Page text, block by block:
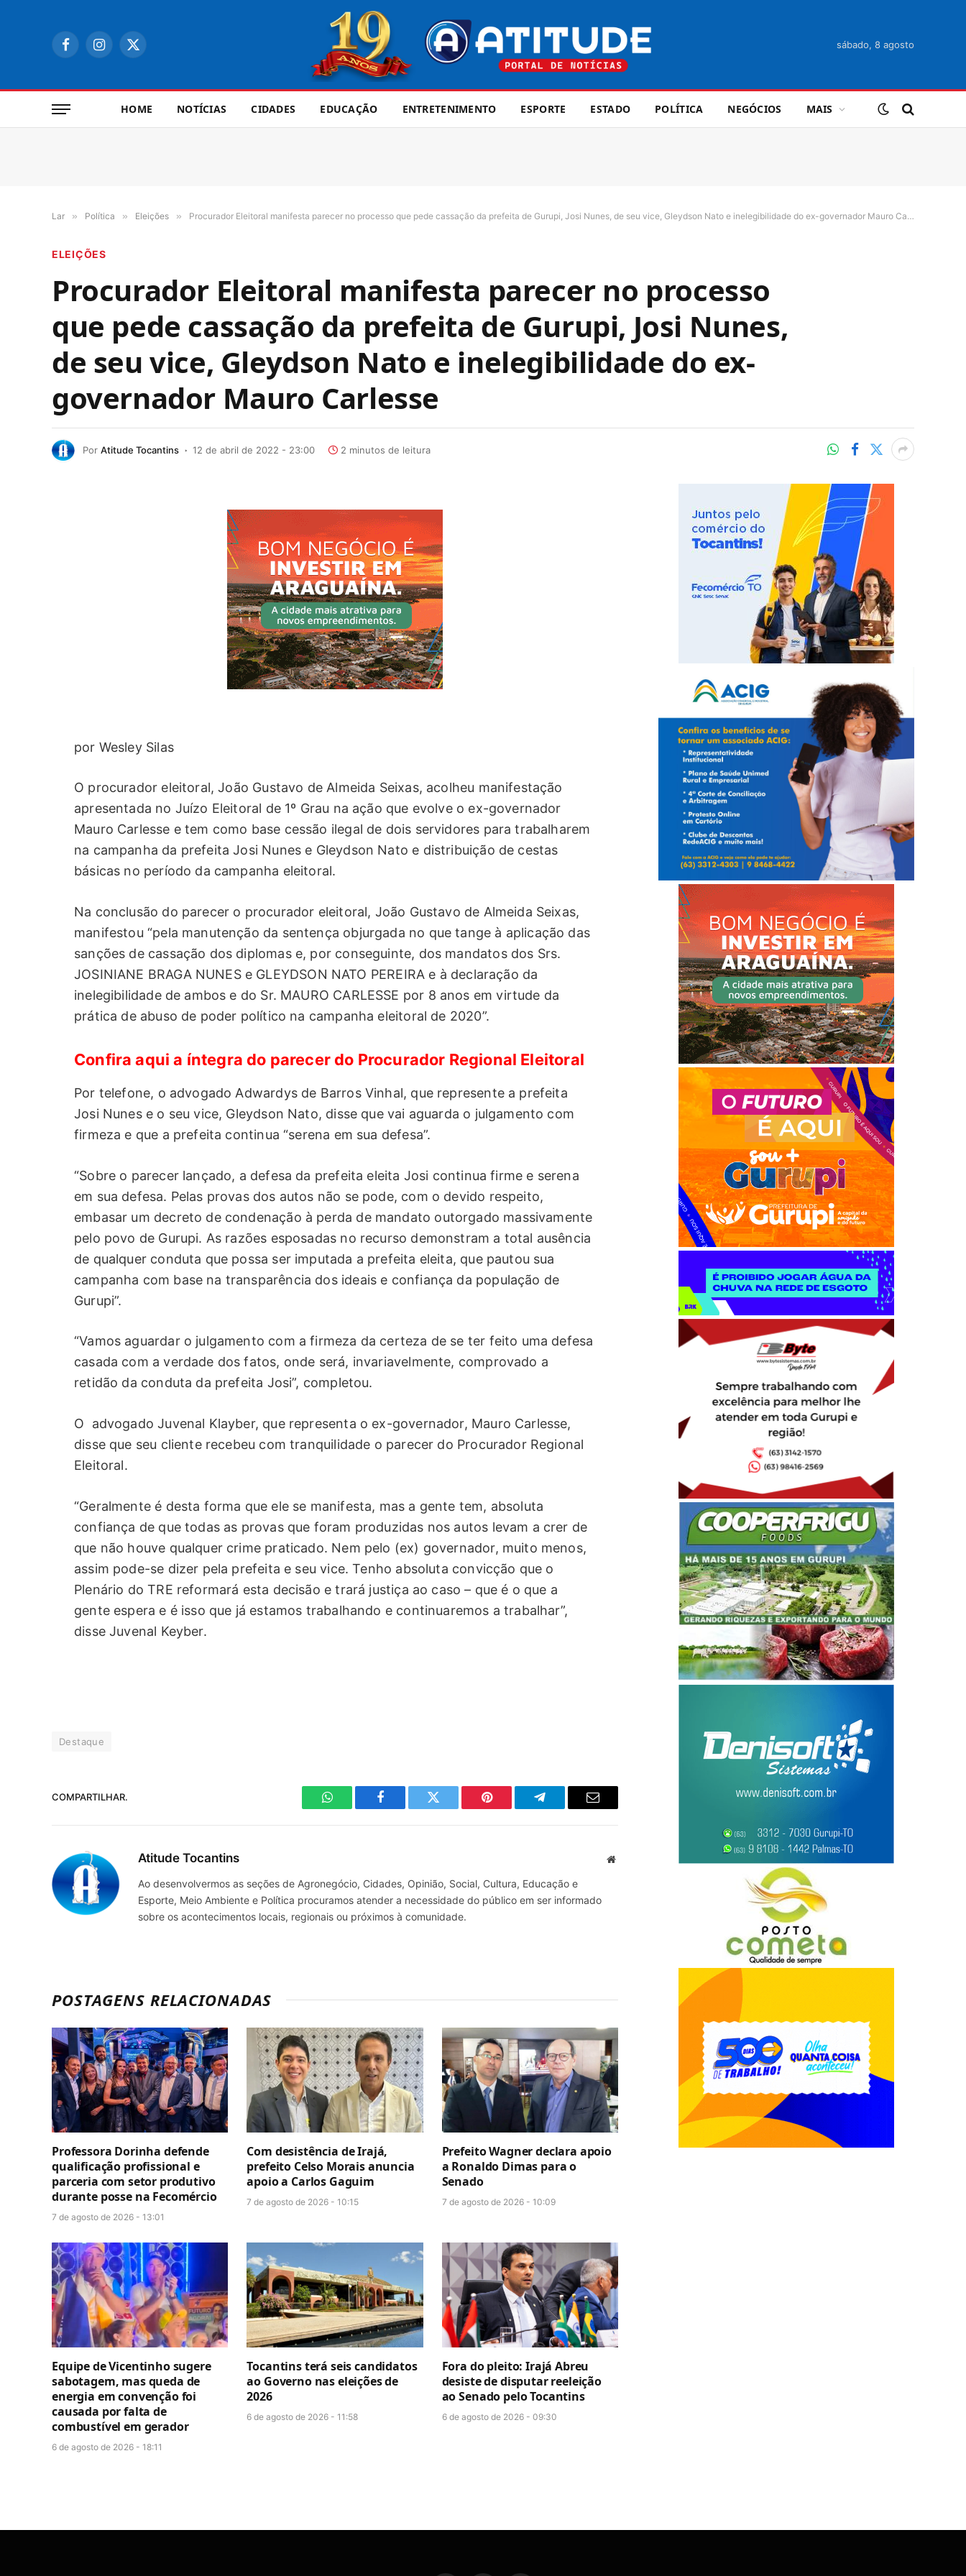
FacebookInstagram
X
sábado, 8 agosto
HOME NOTÍCIAS CIDADES EDUCAÇÃO ENTRETENIMENTO ESPORTE ESTADO POLÍTICA NEGÓCIOS MAIS
Lar » Política » Eleições » Procurador Eleitoral manifesta parecer no processo que pede cassação da prefeita de Gurupi, Josi Nunes, de seu vice, Gleydson Nato e inelegibilidade do ex-governador Mauro Carlesse
ELEIÇÕES
Procurador Eleitoral manifesta parecer no processo
que pede cassação da prefeita de Gurupi, Josi Nunes,
de seu vice, Gleydson Nato e inelegibilidade do ex-
governador Mauro Carlesse
Por Atitude Tocantins 12 de abril de 2022 - 23:00 2 minutos de leitura
por Wesley Silas
O procurador eleitoral, João Gustavo de Almeida Seixas, acolheu manifestação
apresentada no Juízo Eleitoral de 1º Grau na ação que evolve o ex-governador
Mauro Carlesse e tem como base cessão ilegal de dois servidores para trabalharem
na campanha da prefeita Josi Nunes e Gleydson Nato e distribuição de cestas
básicas no período da campanha eleitoral.
Na conclusão do parecer o procurador eleitoral, João Gustavo de Almeida Seixas,
manifestou “pela manutenção da sentença objurgada no que tange à aplicação das
sanções de cassação dos diplomas e, por conseguinte, dos mandatos dos Srs.
JOSINIANE BRAGA NUNES e GLEYDSON NATO PEREIRA e à declaração da
inelegibilidade de ambos e do Sr. MAURO CARLESSE por 8 anos em virtude da
prática de abuso de poder político na campanha eleitoral de 2020”.
Confira aqui a íntegra do parecer do Procurador Regional Eleitoral
Por telefone, o advogado Adwardys de Barros Vinhal, que represente a prefeita
Josi Nunes e o seu vice, Gleydson Nato, disse que vai aguarda o julgamento com
firmeza e que a prefeita continua “serena em sua defesa”.
“Sobre o parecer lançado, a defesa da prefeita eleita Josi continua firme e serena
em sua defesa. Pelas provas dos autos não se pode, com o devido respeito,
embasar um decreto de condenação à perda de mandato outorgado massivamente
pelo povo de Gurupi. As razões esposadas no recurso demonstram a total ausência
de qualquer conduta que possa ser imputada a prefeita eleita, que pautou sua
campanha com base na transparência dos ideais e confiança da população de
Gurupi”.
“Vamos aguardar o julgamento com a firmeza da certeza de se ter feito uma defesa
casada com a verdade dos fatos, onde será, invariavelmente, comprovado a
retidão da conduta da prefeita Josi”, completou.
O advogado Juvenal Klayber, que representa o ex-governador, Mauro Carlesse,
disse que seu cliente recebeu com tranquilidade o parecer do Procurador Regional
Eleitoral.
“Geralmente é desta forma que ele se manifesta, mas a gente tem, absoluta
confiança de que todas as provas que foram produzidas nos autos levam a crer de
que não houve qualquer crime praticado. Nem pelo (ex) governador, muito menos,
assim pode-se dizer pela prefeita e seu vice. Tenho absoluta convicção que o
Plenário do TRE reformará esta decisão e trará justiça ao caso – que é o que a
gente espera e é isso que já estamos trabalhando e continuaremos a trabalhar”,
disse Juvenal Keyber.
Destaque
COMPARTILHAR.
WhatsAppFacebook Twitter Pinterest TelegramaE-
Atitude Tocantins Site
Ao desenvolvermos as seções de Agronegócio, Cidades, Opinião, Social, Cultura, Educação e
Esporte, Meio Ambiente e Política procuramos atender a necessidade do público em ser informado
sobre os acontecimentos locais, regionais ou próximos à comunidade.
POSTAGENS RELACIONADAS
Professora Dorinha defende
qualificação profissional e
parceria com setor produtivo
durante posse na Fecomércio
7 de agosto de 2026 - 13:01
Com desistência de Irajá,
prefeito Celso Morais anuncia
apoio a Carlos Gaguim
7 de agosto de 2026 - 10:15
Prefeito Wagner declara apoio
a Ronaldo Dimas para o
Senado
7 de agosto de 2026 - 10:09
Equipe de Vicentinho sugere
sabotagem, mas queda de
energia em convenção foi
causada por falta de
combustível em gerador
6 de agosto de 2026 - 18:11
Tocantins terá seis candidatos
ao Governo nas eleições de
2026
6 de agosto de 2026 - 11:58
Fora do pleito: Irajá Abreu
desiste de disputar reeleição
ao Senado pelo Tocantins
6 de agosto de 2026 - 09:30